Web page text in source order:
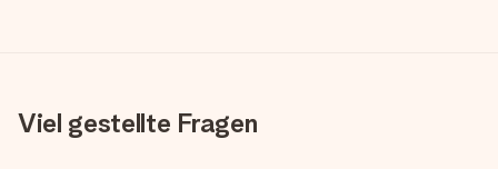
Viel gestellte Fragen